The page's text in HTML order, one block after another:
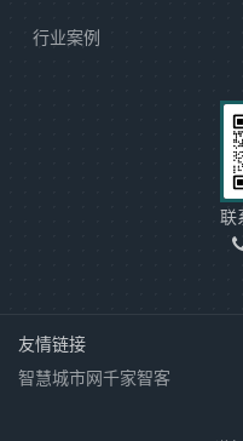
行业案例
联
友情链接
智慧城市网千家智客